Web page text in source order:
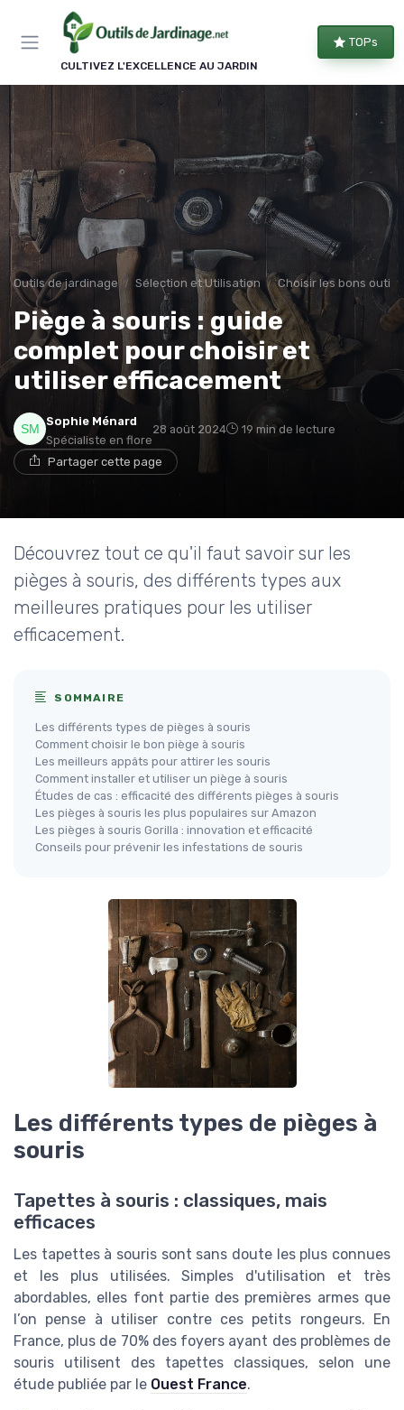
CULTIVEZ L'EXCELLENCE AU JARDIN
TOPs
Outils de jardinage Sélection et Utilisation Choisir les bons outils
Piège à souris : guide
complet pour choisir et
utiliser efficacement
Sophie Ménard
Spécialiste en flore
28 août 2024 19 min de lecture
Partager cette page
Découvrez tout ce qu'il faut savoir sur les
pièges à souris, des différents types aux
meilleures pratiques pour les utiliser
efficacement.
SOMMAIRE
Les différents types de pièges à souris
Comment choisir le bon piège à souris
Les meilleurs appâts pour attirer les souris
Comment installer et utiliser un piège à souris
Études de cas : efficacité des différents pièges à souris
Les pièges à souris les plus populaires sur Amazon
Les pièges à souris Gorilla : innovation et efficacité
Conseils pour prévenir les infestations de souris
Les différents types de pièges à
souris
Tapettes à souris : classiques, mais
efficaces
Les tapettes à souris sont sans doute les plus connues
et les plus utilisées. Simples d'utilisation et très
abordables, elles font partie des premières armes que
l’on pense à utiliser contre ces petits rongeurs. En
France, plus de 70% des foyers ayant des problèmes de
souris utilisent des tapettes classiques, selon une
étude publiée par le Ouest France.
Panneau de gestion des cookies